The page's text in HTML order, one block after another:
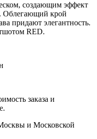
создающим эффект
Облегающий крой
придают элегантность.
RED.
заказа и
и Московской